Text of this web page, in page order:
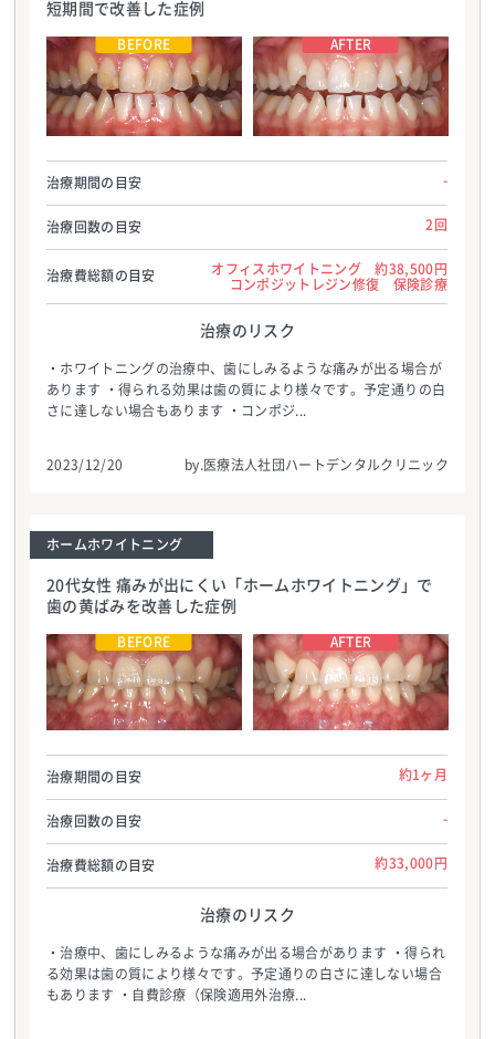
短期間で改善した症例
医療法人社団ハートデンタルクリニック
TEL:0986587700
医療法人社団ハートデンタルクリニック
TEL:0986587700
治療期間の目安 -
治療回数の目安 2回
治療費総額の目安
オフィスホワイトニング 約38,500円
コンポジットレジン修復 保険診療
治療のリスク
・ホワイトニングの治療中、歯にしみるような痛みが出る場合が
あります ・得られる効果は歯の質により様々です。予定通りの白
さに達しない場合もあります ・コンポジ...
2023/12/20 by.医療法人社団ハートデンタルクリニック
ホームホワイトニング
20代女性 痛みが出にくい「ホームホワイトニング」で
歯の黄ばみを改善した症例
医療法人社団ハートデンタルクリニック
TEL:0986587700
医療法人社団ハートデンタルクリニック
TEL:0986587700
治療期間の目安 約1ヶ月
治療回数の目安 -
治療費総額の目安 約33,000円
治療のリスク
・治療中、歯にしみるような痛みが出る場合があります ・得られ
る効果は歯の質により様々です。予定通りの白さに達しない場合
もあります ・自費診療（保険適用外治療...